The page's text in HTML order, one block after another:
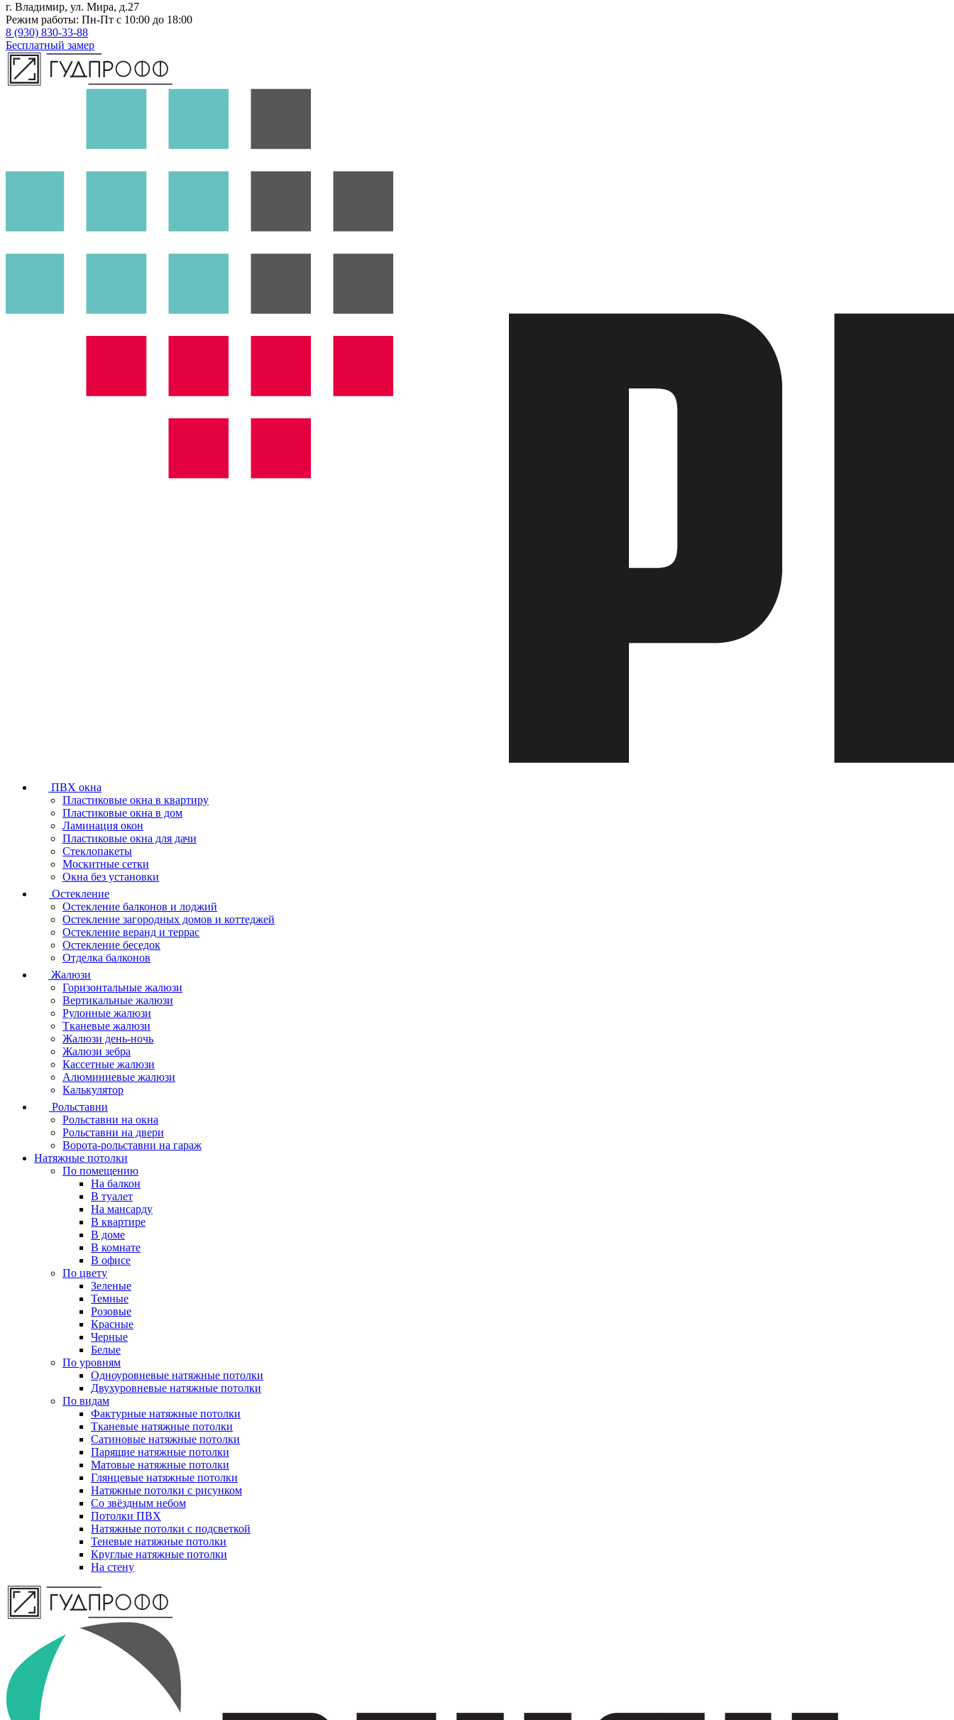
г. Владимир, ул. Мира, д.27
Режим работы: Пн-Пт с 10:00 до 18:00
8 (930) 830-33-88
Бесплатный замер
ПВХ окна
Пластиковые окна в квартиру
Пластиковые окна в дом
Ламинация окон
Пластиковые окна для дачи
Стеклопакеты
Москитные сетки
Окна без установки
Остекление
Остекление балконов и лоджий
Остекление загородных домов и коттеджей
Остекление веранд и террас
Остекление беседок
Отделка балконов
Жалюзи
Горизонтальные жалюзи
Вертикальные жалюзи
Рулонные жалюзи
Тканевые жалюзи
Жалюзи день-ночь
Жалюзи зебра
Кассетные жалюзи
Алюминиевые жалюзи
Калькулятор
Рольставни
Рольставни на окна
Рольставни на двери
Ворота-рольставни на гараж
Натяжные потолки
По помещению
На балкон
В туалет
На мансарду
В квартире
В доме
В комнате
В офисе
По цвету
Зеленые
Темные
Розовые
Красные
Черные
Белые
По уровням
Одноуровневые натяжные потолки
Двухуровневые натяжные потолки
По видам
Фактурные натяжные потолки
Тканевые натяжные потолки
Сатиновые натяжные потолки
Парящие натяжные потолки
Матовые натяжные потолки
Глянцевые натяжные потолки
Натяжные потолки с рисунком
Со звёздным небом
Потолки ПВХ
Натяжные потолки с подсветкой
Теневые натяжные потолки
Круглые натяжные потолки
На стену